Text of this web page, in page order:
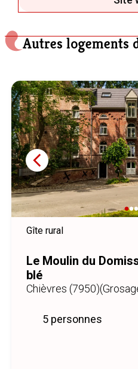
Autres logements
Gîte rural
Le Moulin du
blé
Chièvres (7950)
5 personnes